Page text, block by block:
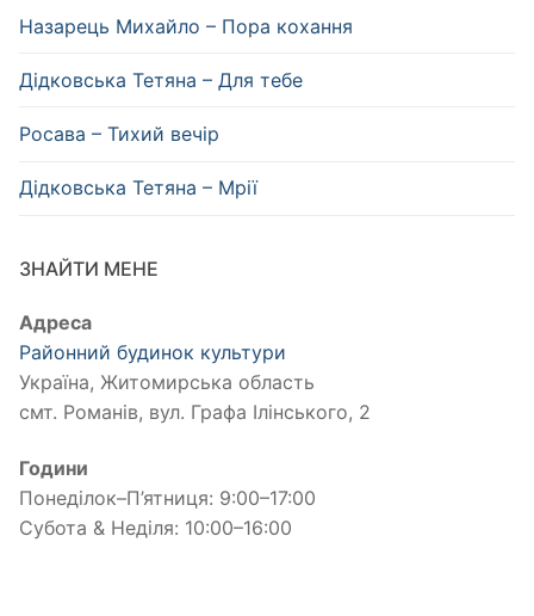
Назарець Михайло – Пора кохання
Дідковська Тетяна – Для тебе
Росава – Тихий вечір
Дідковська Тетяна – Мрії
ЗНАЙТИ МЕНЕ
Адреса
Районний будинок культури
Україна, Житомирська область
смт. Романів, вул. Графа Ілінського, 2
Години
Понеділок–П’ятниця: 9:00–17:00
Субота & Неділя: 10:00–16:00